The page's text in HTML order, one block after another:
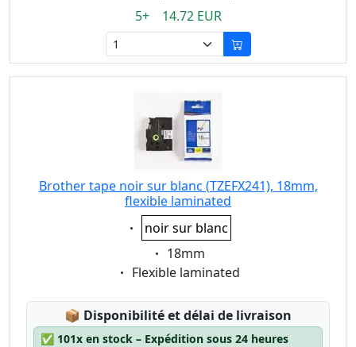
5+ 14.72 EUR
Brother tape noir sur blanc (TZEFX241), 18mm,
flexible laminated
Eigenschaft:
noir sur blanc
Eigenschaft:
18mm
Eigenschaft:
Flexible laminated
📦 Lagerstatus:
Disponibilité et délai de livraison
✅ 101x en stock – Expédition sous 24 heures